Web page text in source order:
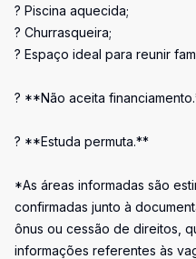
? Piscina aquecida;
? Churrasqueira;
? Espaço ideal para reunir
? **Não aceita
? **Estuda permuta.**
*As áreas informadas são
confirmadas junto à
ônus ou cessão de direitos,
informações referentes às